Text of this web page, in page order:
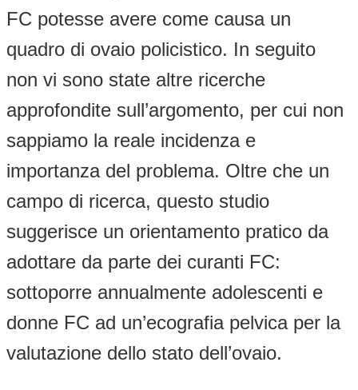
FC potesse avere come causa un
quadro di ovaio policistico. In seguito
non vi sono state altre ricerche
approfondite sull’argomento, per cui non
sappiamo la reale incidenza e
importanza del problema. Oltre che un
campo di ricerca, questo studio
suggerisce un orientamento pratico da
adottare da parte dei curanti FC:
sottoporre annualmente adolescenti e
donne FC ad un’ecografia pelvica per la
valutazione dello stato dell’ovaio.